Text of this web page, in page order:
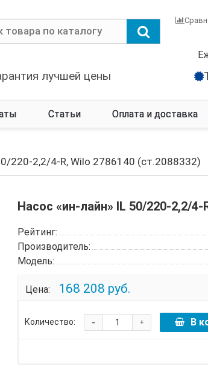
лучшей цены
Статьи Оплата и доставка
220-2,2/4-R, Wilo 2786140 (ст.2088332)
Насос «ин-лайн» IL 50/220-2,2/4-
Рейтинг:
Производитель:
Модель:
Цена: 168 208 руб.
Количество: +
- В